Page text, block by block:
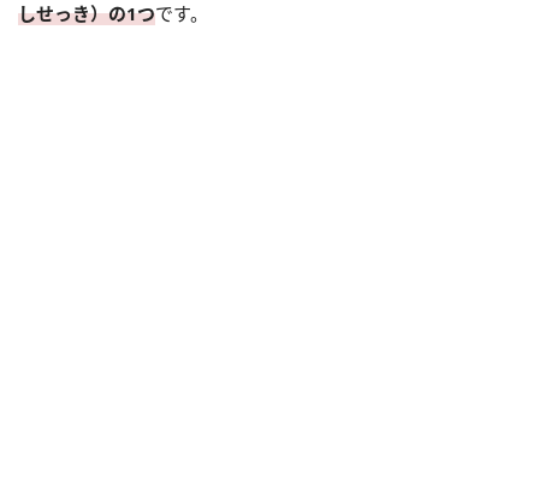
しせっき）の1つです。